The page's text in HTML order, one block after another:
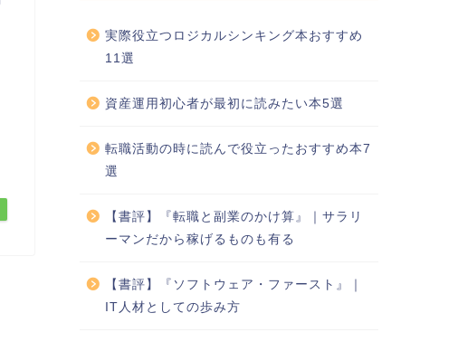
実際役立つロジカルシンキング本おすすめ
11選
資産運用初心者が最初に読みたい本5選
転職活動の時に読んで役立ったおすすめ本7
選
【書評】『転職と副業のかけ算』｜サラリ
ーマンだから稼げるものも有る
【書評】『ソフトウェア・ファースト』｜
IT人材としての歩み方